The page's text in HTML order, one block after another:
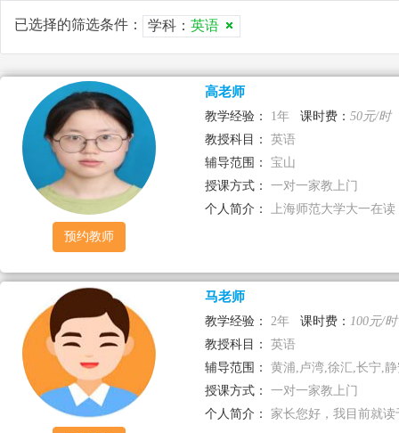
已选择的筛选条件： 学科： 英语
预约教师
高老师
教学经验： 1年 课时费： 50元/时
教授科目：
英语
辅导范围：
宝山
授课方式：
一对一家教上门
个人简介：
上海师范大学大一在
马老师
教学经验： 2年 课时费： 100元/时
教授科目：
英语
辅导范围：
黄浦,卢湾,徐汇,长宁,
授课方式：
一对一家教上门
个人简介：
家长您好，我目前就